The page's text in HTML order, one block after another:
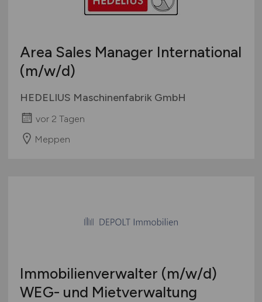
Area Sales Manager International
(m/w/d)
HEDELIUS Maschinenfabrik GmbH
vor 2 Tagen
Meppen
Immobilienverwalter (m/w/d)
WEG- und Mietverwaltung